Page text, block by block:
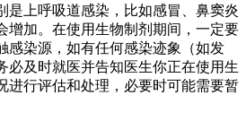
是上呼吸道感染，比如感冒、鼻窦炎
增加。在使用生物制剂期间，一定要
感染源，如有任何感染迹象（如发
必及时就医并告知医生你正在使用生
进行评估和处理，必要时可能需要暂